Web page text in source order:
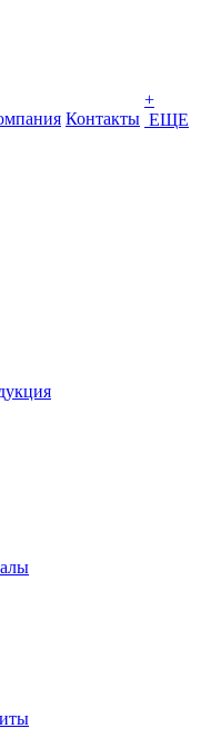
Контакты
+
ЕЩЕ